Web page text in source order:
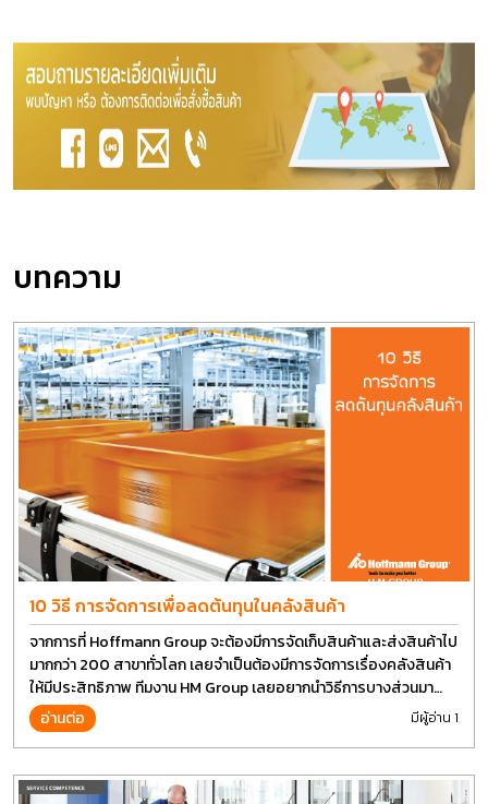
บทความ
10 วิธี การจัดการเพื่อลดต้นทุนในคลังสินค้า
จากการที่ Hoffmann Group จะต้องมีการจัดเก็บสินค้าและส่งสินค้าไป
มากกว่า 200 สาขาทั่วโลก เลยจำเป็นต้องมีการจัดการเรื่องคลังสินค้า
ให้มีประสิทธิภาพ ทีมงาน HM Group เลยอยากนำวิธีการบางส่วนมา
แบ่งปันกัน
อ่านต่อ มีผู้อ่าน 1